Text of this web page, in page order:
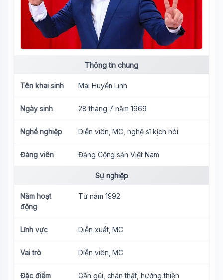
Thông tin chung
Tên khai sinh Mai Huyền Linh
Ngày sinh 28 tháng 7 năm 1969
Nghề nghiệp Diễn viên, MC, nghệ sĩ kịch nói
Đảng viên Đảng Cộng sản Việt Nam
Sự nghiệp
Năm hoạt
động
Từ năm 1992
Lĩnh vực Diễn xuất, MC
Vai trò Diễn viên, MC
Đặc điểm Gần gũi, chân thật, hướng thiện